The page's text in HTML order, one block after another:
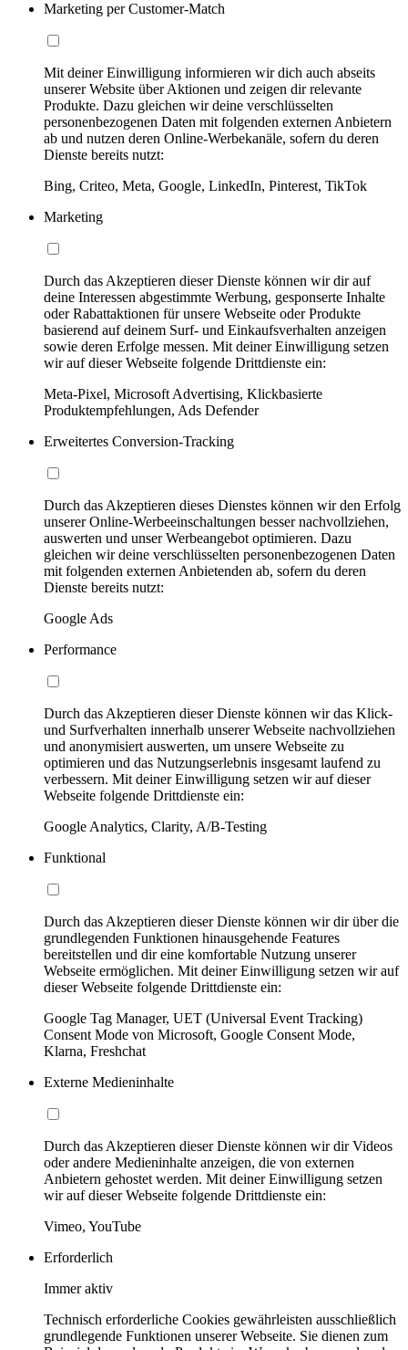
Marketing per Customer-Match
Mit deiner Einwilligung informieren wir dich auch abseits
unserer Website über Aktionen und zeigen dir relevante
Produkte. Dazu gleichen wir deine verschlüsselten
personenbezogenen Daten mit folgenden externen Anbietern
ab und nutzen deren Online-Werbekanäle, sofern du deren
Dienste bereits nutzt:
Bing, Criteo, Meta, Google, LinkedIn, Pinterest, TikTok
Marketing
Durch das Akzeptieren dieser Dienste können wir dir auf
deine Interessen abgestimmte Werbung, gesponserte Inhalte
oder Rabattaktionen für unsere Webseite oder Produkte
basierend auf deinem Surf- und Einkaufsverhalten anzeigen
sowie deren Erfolge messen. Mit deiner Einwilligung setzen
wir auf dieser Webseite folgende Drittdienste ein:
Meta-Pixel, Microsoft Advertising, Klickbasierte
Produktempfehlungen, Ads Defender
Erweitertes Conversion-Tracking
Durch das Akzeptieren dieses Dienstes können wir den Erfolg
unserer Online-Werbeeinschaltungen besser nachvollziehen,
auswerten und unser Werbeangebot optimieren. Dazu
gleichen wir deine verschlüsselten personenbezogenen Daten
mit folgenden externen Anbietenden ab, sofern du deren
Dienste bereits nutzt:
Google Ads
Performance
Durch das Akzeptieren dieser Dienste können wir das Klick-
und Surfverhalten innerhalb unserer Webseite nachvollziehen
und anonymisiert auswerten, um unsere Webseite zu
optimieren und das Nutzungserlebnis insgesamt laufend zu
verbessern. Mit deiner Einwilligung setzen wir auf dieser
Webseite folgende Drittdienste ein:
Google Analytics, Clarity, A/B-Testing
Funktional
Durch das Akzeptieren dieser Dienste können wir dir über die
grundlegenden Funktionen hinausgehende Features
bereitstellen und dir eine komfortable Nutzung unserer
Webseite ermöglichen. Mit deiner Einwilligung setzen wir auf
dieser Webseite folgende Drittdienste ein:
Google Tag Manager, UET (Universal Event Tracking)
Consent Mode von Microsoft, Google Consent Mode,
Klarna, Freshchat
Externe Medieninhalte
Durch das Akzeptieren dieser Dienste können wir dir Videos
oder andere Medieninhalte anzeigen, die von externen
Anbietern gehostet werden. Mit deiner Einwilligung setzen
wir auf dieser Webseite folgende Drittdienste ein:
Vimeo, YouTube
Erforderlich
Immer aktiv
Technisch erforderliche Cookies gewährleisten ausschließlich
grundlegende Funktionen unserer Webseite. Sie dienen zum